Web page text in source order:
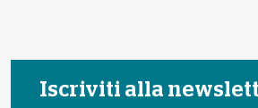
Iscriviti alla